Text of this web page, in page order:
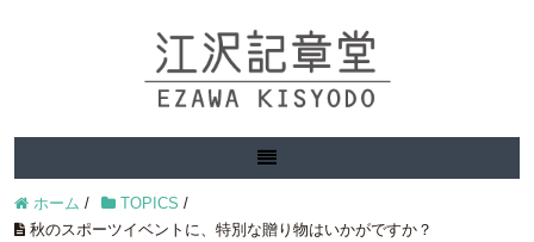
ホーム / TOPICS /
秋のスポーツイベントに、特別な贈り物はいかがですか？